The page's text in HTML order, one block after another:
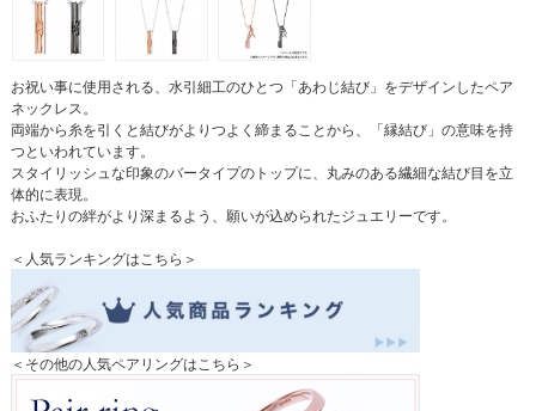
お祝い事に使用される、水引細工のひとつ「あわじ結び」をデザインしたペア
ネックレス。
両端から糸を引くと結びがよりつよく締まることから、「縁結び」の意味を持
つといわれています。
スタイリッシュな印象のバータイプのトップに、丸みのある繊細な結び目を立
体的に表現。
おふたりの絆がより深まるよう、願いが込められたジュエリーです。
＜人気ランキングはこちら＞
＜その他の人気ペアリングはこちら＞